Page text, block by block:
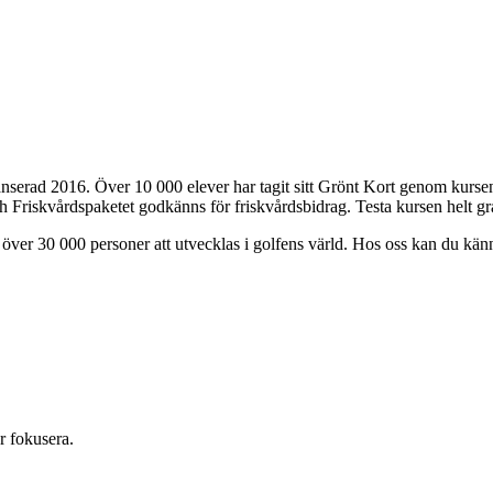
2016. Över 10 000 elever har tagit sitt Grönt Kort genom
godkänns för friskvårdsbidrag. Testa kursen helt
30 000 personer att utvecklas i golfens värld. Hos oss kan du
fokusera.